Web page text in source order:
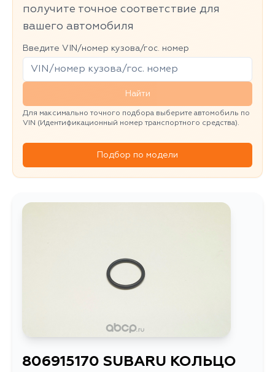
получите точное соответствие для
вашего автомобиля
Введите VIN/номер кузова/гос. номер
Найти
Для максимально точного подбора выберите автомобиль по
VIN (Идентификационный номер транспортного средства).
Подбор по модели
806915170 SUBARU КОЛЬЦО